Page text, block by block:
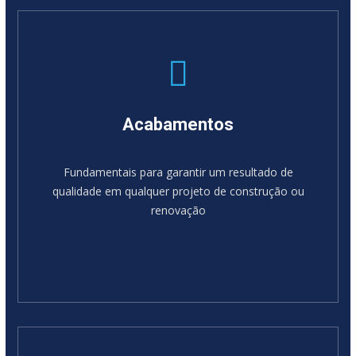
Acabamentos
Fundamentais para garantir um resultado de
qualidade em qualquer projeto de construção ou
renovação